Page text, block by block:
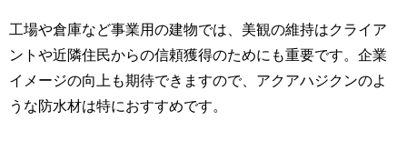
工場や倉庫など事業用の建物では、美観の維持はクライア
ントや近隣住民からの信頼獲得のためにも重要です。企業
イメージの向上も期待できますので、アクアハジクンのよ
うな防水材は特におすすめです。